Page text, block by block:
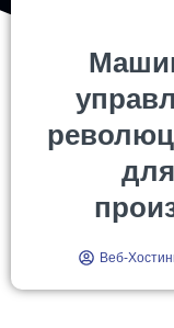
Веб-